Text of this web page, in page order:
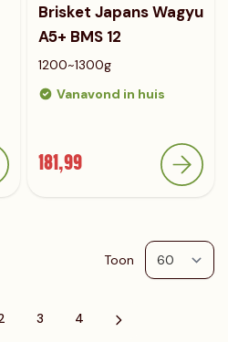
Brisket Japans Wagyu
A5+ BMS 12
1200~1300g
Vanavond in huis
181,99
momenteel pagina
Pagina
3 Pagina
4
Toon